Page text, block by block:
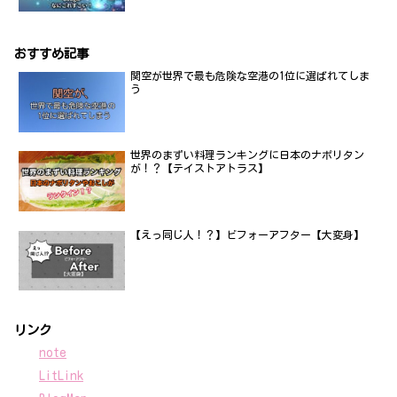
おすすめ記事
関空が世界で最も危険な空港の1位に選ばれてしま
う
世界のまずい料理ランキングに日本のナポリタン
が！？【テイストアトラス】
【えっ同じ人！？】ビフォーアフター【大変身】
リンク
note
LitLink